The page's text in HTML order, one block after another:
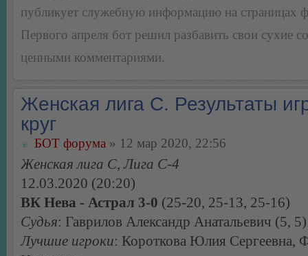
публикует служебную информацию на страницах
Первого апреля бот решил разбавить свои сухие
ценными комментариями.
Женская лига С. Результаты
круг
БОТ форума » 12 мар 2020, 22:56
Женская лига С, Лига С-4
12.03.2020 (20:20)
ВК Нева - Астрал 3-0 (25-20, 25-13, 25-16)
Судья: Гаврилов Александр Анатальевич (5, 5)
Лучшие игроки: Короткова Юлия Сергеевна,